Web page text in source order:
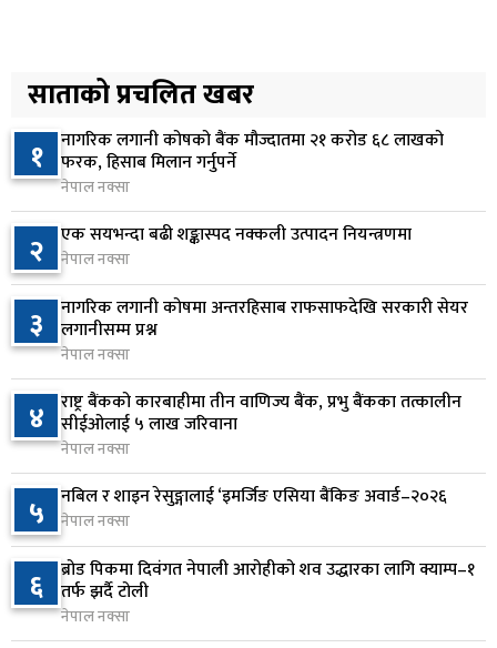
५
ठक्कर दिँदा किशोरको मृत्यु
१ दिन अघि
६
प्रतिनिधिसभा बैठक बस्दै , पाँच विधेयक र प्रतिवेदन
प्रस्तुत हुने
१ दिन अघि
७
आज बस्ने भनिएको राष्ट्रिय सभाको बैठक बुधबारका लागि
सर्‍यो
१ दिन अघि
८
वीरगञ्जमा ट्यांकरको सिल खोलेर तेल निकाल्ने सात जना
रंगेहात पक्राउ
१ दिन अघि
९
जन्मसिद्ध नागरिकता कडा बनाउने ट्रम्पको नयाँ प्रयास, दुई
कार्यकारी आदेश जारी
१० राप्रपाको निर्णय: बागमती प्रदेश सरकारमा सहभागी नहुने
१ दिन अघि
साताको प्रचलित खबर
१ नागरिक लगानी कोषको बैंक मौज्दातमा २१ करोड ६८ लाखको
फरक, हिसाब मिलान गर्नुपर्ने
नेपाल नक्सा
२ एक सयभन्दा बढी शङ्कास्पद नक्कली उत्पादन नियन्त्रणमा
नेपाल नक्सा
३ नागरिक लगानी कोषमा अन्तरहिसाब राफसाफदेखि सरकारी सेयर
लगानीसम्म प्रश्न
नेपाल नक्सा
४ राष्ट्र बैंकको कारबाहीमा तीन वाणिज्य बैंक, प्रभु बैंकका तत्कालीन
सीईओलाई ५ लाख जरिवाना
नेपाल नक्सा
५ नबिल र शाइन रेसुङ्गालाई ‘इमर्जिङ एसिया बैंकिङ अवार्ड–२०२६
नेपाल नक्सा
६ ब्रोड पिकमा दिवंगत नेपाली आरोहीको शव उद्धारका लागि क्याम्प–१
तर्फ झर्दै टोली
नेपाल नक्सा